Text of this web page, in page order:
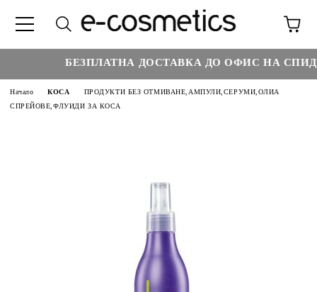
БЕЗПЛАТНА ДОСТАВКА ДО ОФИС НА
Начало КОСА
ПРОДУКТИ БЕЗ ОТМИВАНЕ,АМПУЛИ,СЕРУМИ,ОЛИА
СПРЕЙОВЕ,ФЛУИДИ ЗА КОСА